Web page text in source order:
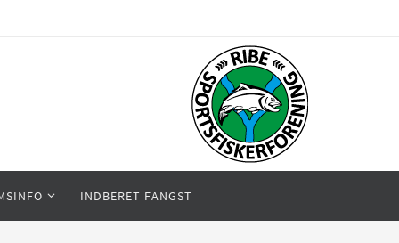
INDBERET FANGST